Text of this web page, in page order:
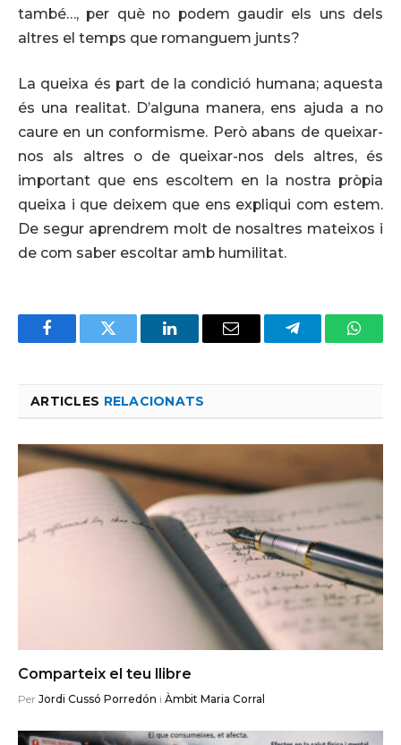
també…, per què no podem gaudir els uns dels
altres el temps que romanguem junts?
La queixa és part de la condició humana; aquesta
és una realitat. D’alguna manera, ens ajuda a no
caure en un conformisme. Però abans de queixar-
nos als altres o de queixar-nos dels altres, és
important que ens escoltem en la nostra pròpia
queixa i que deixem que ens expliqui com estem.
De segur aprendrem molt de nosaltres mateixos i
de com saber escoltar amb humilitat.
FacebookTwitter LinkedInEmail Telegram
ARTICLES RELACIONATS
Comparteix el teu llibre
Per Jordi Cussó Porredón i Àmbit Maria Corral